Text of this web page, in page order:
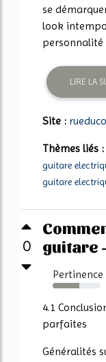
se
look
personnalité
LIRE LA
Site :
Thèmes liés :
guitare
guitare
0
guitare
Pertinence
56%
4.1
parfaites
Généralités